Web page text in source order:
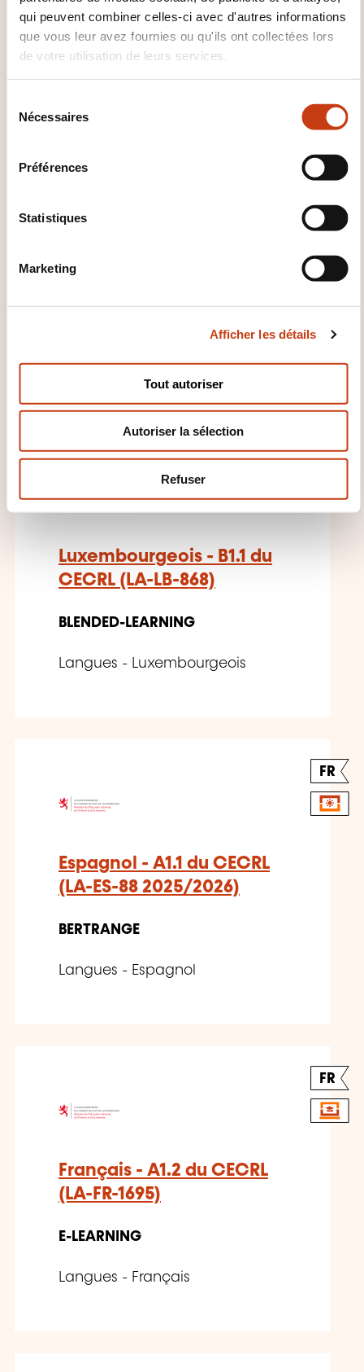
qui peuvent combiner celles-ci avec d'autres informations
que vous leur avez fournies ou qu'ils ont collectées lors
de votre utilisation de leurs services.
n
Nécessaires
Préférences
Statistiques
Marketing
Afficher les détails
Tout autoriser
Autoriser la sélection
Refuser
CES FORMATIONS POURRAIENT
FR
niveaux (LA-LB-1024)
LU
Luxembourgeois - B1.1 du
CECRL (LA-LB-868)
BLENDED-LEARNING
Langues - Luxembourgeois
FR
Espagnol - A1.1 du CECRL
(LA-ES-88 2025/2026)
BERTRANGE
Langues - Espagnol
FR
Français - A1.2 du CECRL
(LA-FR-1695)
E-LEARNING
Langues - Français